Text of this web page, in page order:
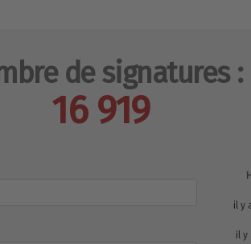
de signatures :
16 919
il y
il y